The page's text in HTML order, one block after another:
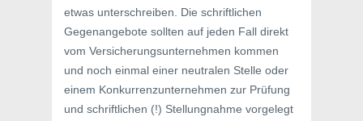
etwas unterschreiben. Die schriftlichen
Gegenangebote sollten auf jeden Fall direkt
vom Versicherungsunternehmen kommen
und noch einmal einer neutralen Stelle oder
einem Konkurrenzunternehmen zur Prüfung
und schriftlichen (!) Stellungnahme vorgelegt